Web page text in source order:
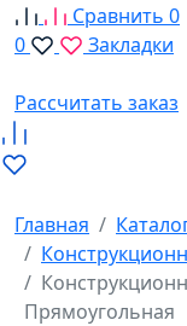
Сравнить 0
0
Закладки
Рассчитать заказ
Главная
Прямоугольная